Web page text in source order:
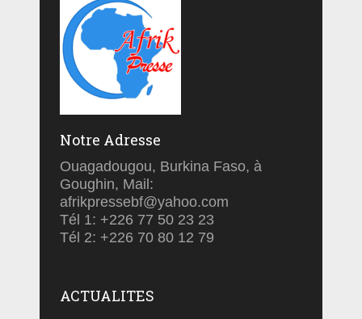
Notre Adresse
Ouagadougou, Burkina Faso, à
Goughin, Mail:
afrikpressebf@yahoo.com
Tél 1: +226 77 50 23 23
Tél 2: +226 70 80 12 79
ACTUALITES